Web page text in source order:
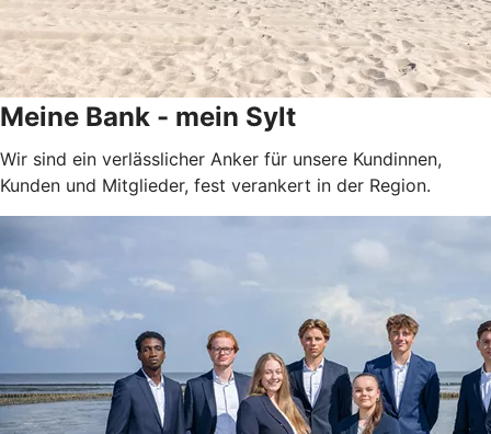
Meine Bank - mein Sylt
Wir sind ein verlässlicher Anker für unsere Kundinnen,
Kunden und Mitglieder, fest verankert in der Region.